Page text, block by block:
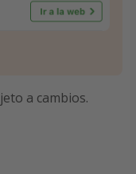
a cambios.